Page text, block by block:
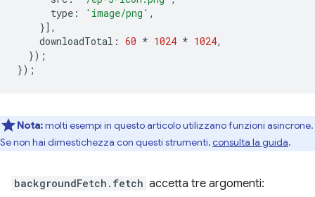
type : 'image/png' ,
}],
downloadTotal : 60 * 1024 * 1024,
});
});
Nota:molti esempi in questo articolo utilizzano funzioni asincrone.
Se non hai dimestichezza con questi strumenti,consulta la guida.
backgroundFetch.fetch accetta tre argomenti: